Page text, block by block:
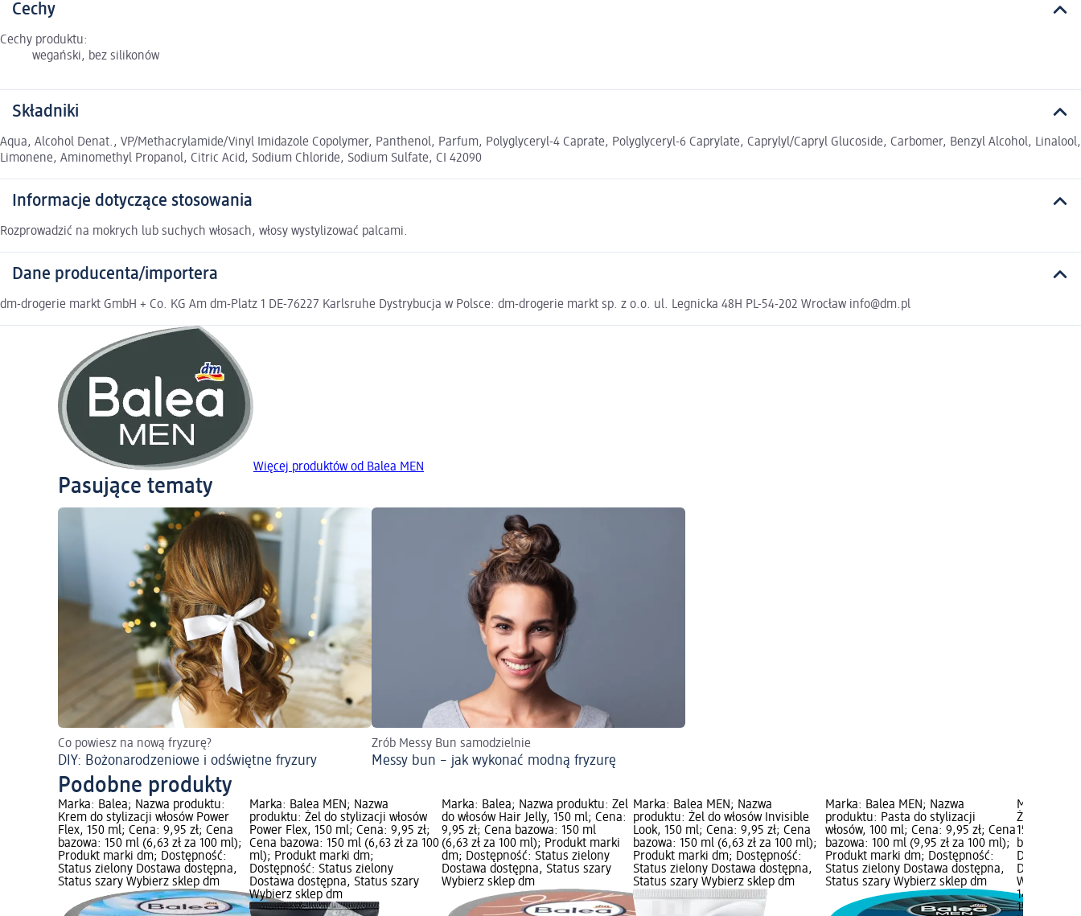
Cechy
Cechy produktu:
wegański, bez silikonów
Składniki
Aqua, Alcohol Denat., VP/Methacrylamide/Vinyl Imidazole Copolymer, Panthenol, Parfum, Polyglyceryl-4 Caprate, Polyglyceryl-6 Caprylate, Caprylyl/Capryl Glucoside, Carbomer, Benzyl Alcohol, Linalool,
Limonene, Aminomethyl Propanol, Citric Acid, Sodium Chloride, Sodium Sulfate, CI 42090
Informacje dotyczące stosowania
Rozprowadzić na mokrych lub suchych włosach, włosy wystylizować palcami.
Dane producenta/importera
dm-drogerie markt GmbH + Co. KG Am dm-Platz 1 DE-76227 Karlsruhe Dystrybucja w Polsce: dm-drogerie markt sp. z o.o. ul. Legnicka 48H PL-54-202 Wrocław info@dm.pl
Więcej produktów od Balea MEN
Pasujące tematy
Co powiesz na nową fryzurę?
DIY: Bożonarodzeniowe i odświętne fryzury
Zrób Messy Bun samodzielnie
Messy bun – jak wykonać modną fryzurę
Podobne produkty
Marka: Balea; Nazwa produktu:
Krem do stylizacji włosów Power
Flex, 150 ml; Cena: 9,95 zł; Cena
bazowa: 150 ml (6,63 zł za 100 ml);
Produkt marki dm; Dostępność:
Status zielony Dostawa dostępna,
Status szary Wybierz sklep dm
Marka: Balea MEN; Nazwa
produktu: Żel do stylizacji włosów
Power Flex, 150 ml; Cena: 9,95 zł;
Cena bazowa: 150 ml (6,63 zł za 100
ml); Produkt marki dm;
Dostępność: Status zielony
Dostawa dostępna, Status szary
Wybierz sklep dm
Marka: Balea; Nazwa produktu: Żel
do włosów Hair Jelly, 150 ml; Cena:
9,95 zł; Cena bazowa: 150 ml
(6,63 zł za 100 ml); Produkt marki
dm; Dostępność: Status zielony
Dostawa dostępna, Status szary
Wybierz sklep dm
Marka: Balea MEN; Nazwa
produktu: Żel do włosów Invisible
Look, 150 ml; Cena: 9,95 zł; Cena
bazowa: 150 ml (6,63 zł za 100 ml);
Produkt marki dm; Dostępność:
Status zielony Dostawa dostępna,
Status szary Wybierz sklep dm
Marka: Balea MEN; Nazwa
produktu: Pasta do stylizacji
włosów, 100 ml; Cena: 9,95 zł; Cena
bazowa: 100 ml (9,95 zł za 100 ml);
Produkt marki dm; Dostępność:
Status zielony Dostawa dostępna,
Status szary Wybierz sklep dm
Marka:
Żel spray
150 ml;
bazowa:
Dostawa
Wybierz
14,95 zł
150 ml